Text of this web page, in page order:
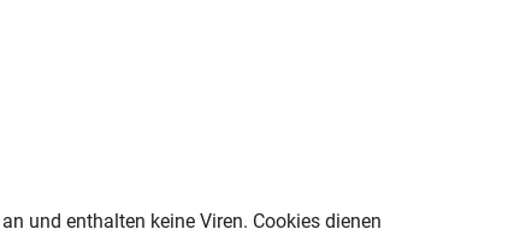
und enthalten keine Viren. Cookies dienen